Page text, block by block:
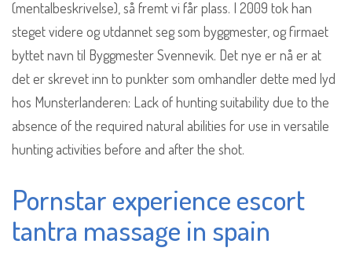
(mentalbeskrivelse), så fremt vi får plass. I 2009 tok han
steget videre og utdannet seg som byggmester, og firmaet
byttet navn til Byggmester Svennevik. Det nye er nå er at
det er skrevet inn to punkter som omhandler dette med lyd
hos Munsterlanderen: Lack of hunting suitability due to the
absence of the required natural abilities for use in versatile
hunting activities before and after the shot.
Pornstar experience escort
tantra massage in spain